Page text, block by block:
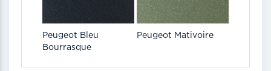
Peugeot Bleu
Bourrasque
Peugeot Mativoire